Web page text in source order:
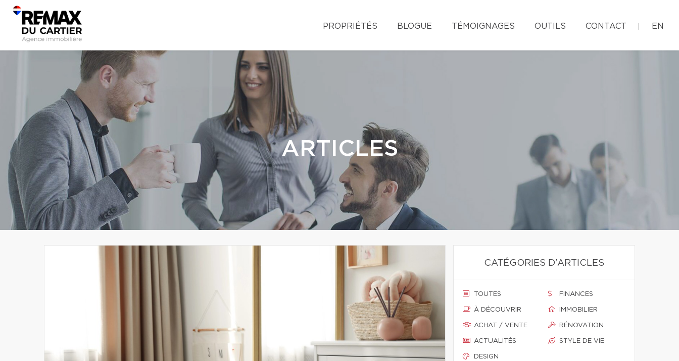
PROPRIÉTÉS BLOGUE TÉMOIGNAGES OUTILS CONTACT EN
ARTICLES
CATÉGORIES D'ARTICLES
TOUTES
À DÉCOUVRIR
ACHAT / VENTE
ACTUALITÉS
DESIGN
FINANCES
IMMOBILIER
RÉNOVATION
STYLE DE VIE